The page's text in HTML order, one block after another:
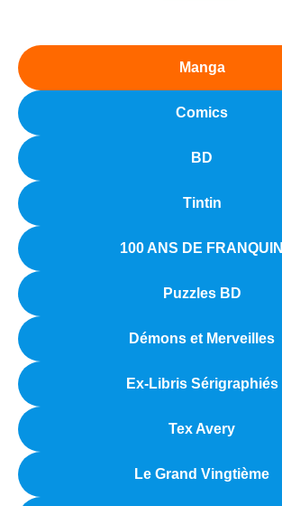
Manga
Comics
BD
Tintin
100 ANS DE FRANQUIN
Puzzles BD
Démons et Merveilles
Ex-Libris Sérigraphiés
Tex Avery
Le Grand Vingtième